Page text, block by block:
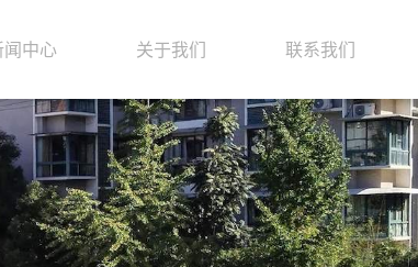
闻中心 关于我们 联系我们